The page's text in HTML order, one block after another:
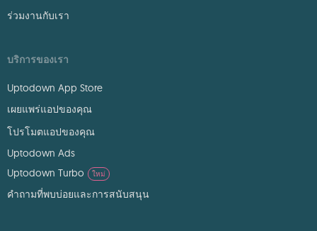
ร่วมงานกับเรา
บริการของเรา
Uptodown App Store
เผยแพร่แอปของคุณ
โปรโมตแอปของคุณ
Uptodown Ads
Uptodown Turbo
ใหม่
คำถามที่พบบ่อยและการสนับสนุน